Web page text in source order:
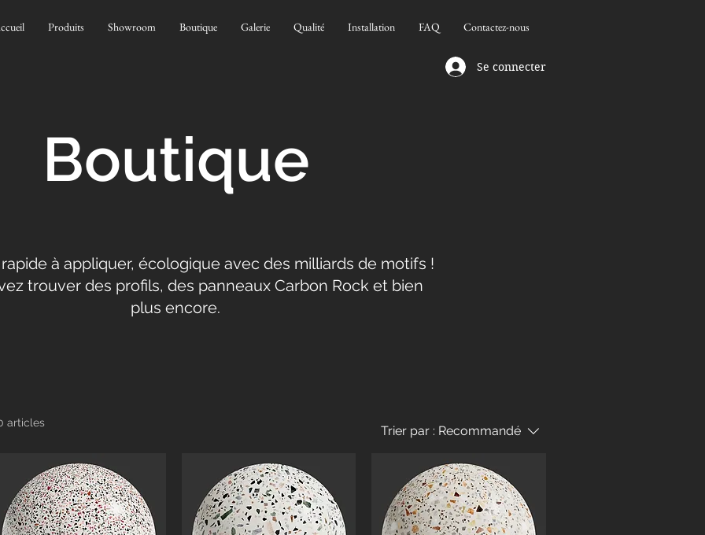
Produits Showroom Boutique Galerie Qualité Installation FAQ Contactez-nous
Se connecter
Boutique
à appliquer, écologique avec des milliards de motifs !
trouver des profils, des panneaux Carbon Rock et bien
plus encore.
articles
Trier par : Recommandé